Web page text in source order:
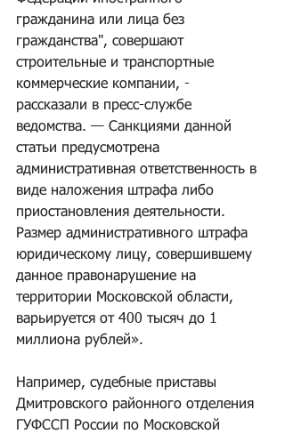
гражданина или лица без
гражданства", совершают
строительные и транспортные
коммерческие компании, -
рассказали в пресс-службе
ведомства. — Санкциями данной
статьи предусмотрена
административная ответственность в
виде наложения штрафа либо
приостановления деятельности.
Размер административного штрафа
юридическому лицу, совершившему
данное правонарушение на
территории Московской области,
варьируется от 400 тысяч до 1
миллиона рублей».
Например, судебные приставы
Дмитровского районного отделения
ГУФССП России по Московской